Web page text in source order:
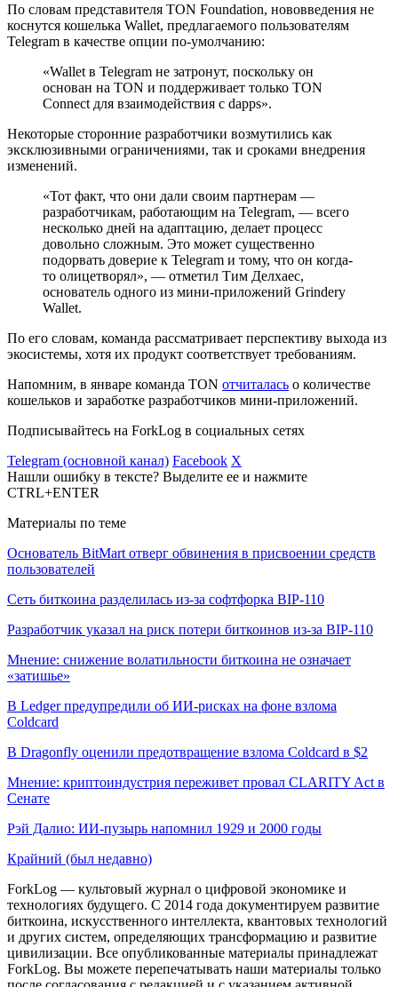
По словам представителя TON Foundation, нововведения не
коснутся кошелька Wallet, предлагаемого пользователям
Telegram в качестве опции по-умолчанию:
«Wallet в Telegram не затронут, поскольку он
основан на TON и поддерживает только TON
Connect для взаимодействия с dapps».
Некоторые сторонние разработчики возмутились как
эксклюзивными ограничениями, так и сроками внедрения
изменений.
«Тот факт, что они дали своим партнерам —
разработчикам, работающим на Telegram, — всего
несколько дней на адаптацию, делает процесс
довольно сложным. Это может существенно
подорвать доверие к Telegram и тому, что он когда-
то олицетворял», — отметил Тим Делхаес,
основатель одного из мини-приложений Grindery
Wallet.
По его словам, команда рассматривает перспективу выхода из
экосистемы, хотя их продукт соответствует требованиям.
Напомним, в январе команда TON отчиталась о количестве
кошельков и заработке разработчиков мини-приложений.
Подписывайтесь на ForkLog в социальных сетях
Telegram (основной канал) Facebook X
Нашли ошибку в тексте? Выделите ее и нажмите
CTRL+ENTER
Материалы по теме
Основатель BitMart отверг обвинения в присвоении средств
пользователей
Сеть биткоина разделилась из-за софтфорка BIP-110
Разработчик указал на риск потери биткоинов из-за BIP-110
Мнение: снижение волатильности биткоина не означает
«затишье»
В Ledger предупредили об ИИ-рисках на фоне взлома
Coldcard
В Dragonfly оценили предотвращение взлома Coldcard в $2
Мнение: криптоиндустрия переживет провал CLARITY Act в
Сенате
Рэй Далио: ИИ-пузырь напомнил 1929 и 2000 годы
Крайний (был недавно)
ForkLog — культовый журнал о цифровой экономике и
технологиях будущего. С 2014 года документируем развитие
биткоина, искусственного интеллекта, квантовых технологий
и других систем, определяющих трансформацию и развитие
цивилизации. Все опубликованные материалы принадлежат
ForkLog. Вы можете перепечатывать наши материалы только